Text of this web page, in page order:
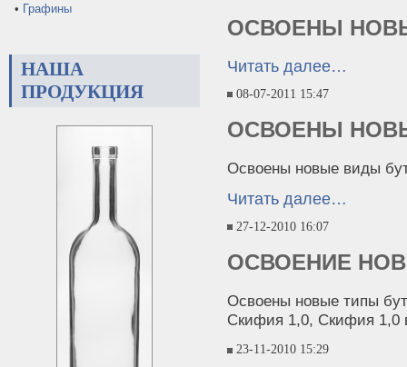
• Графины
НАША
ПРОДУКЦИЯ
ОСВОЕНЫ
Читать далее…
08-07-2011 15:47
ОСВОЕНЫ
Освоены новые виды
Читать далее…
27-12-2010 16:07
ОСВОЕНИЕ
Освоены новые типы
Скифия 1,0, Скифия 1,0
23-11-2010 15:29